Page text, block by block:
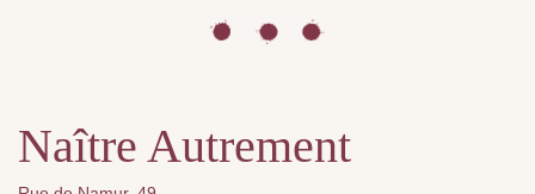
Naître Autrement